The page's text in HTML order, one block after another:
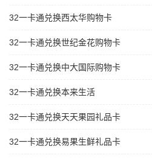
32一卡通兑换西太华购物卡
32一卡通兑换世纪金花购物卡
32一卡通兑换中大国际购物卡
32一卡通兑换本来生活
32一卡通兑换天天果园礼品卡
32一卡通兑换易果生鲜礼品卡